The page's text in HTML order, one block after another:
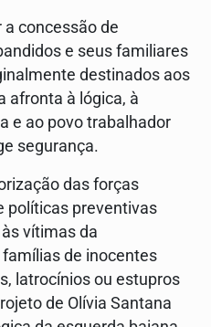
concessão de
e seus familiares
destinados aos
afronta à lógica, à
e ao povo trabalhador
segurança.
das forças
políticas preventivas
vítimas da
de inocentes
latrocínios ou estupros
de Olívia Santana